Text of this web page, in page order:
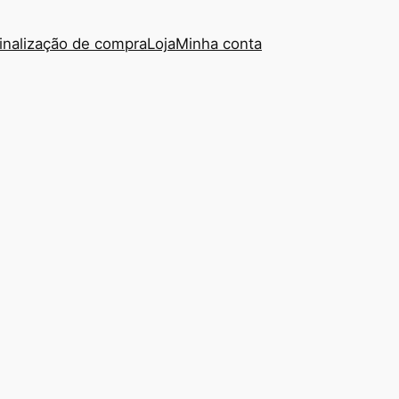
de compraLojaMinha conta